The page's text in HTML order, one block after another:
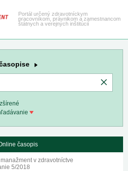
Portál určený zdravotníckym
pracovníkom, právnikom a zamestnancom
štátnych a verejných inštitúcií
časopis
v zdravotníctve
5/2018